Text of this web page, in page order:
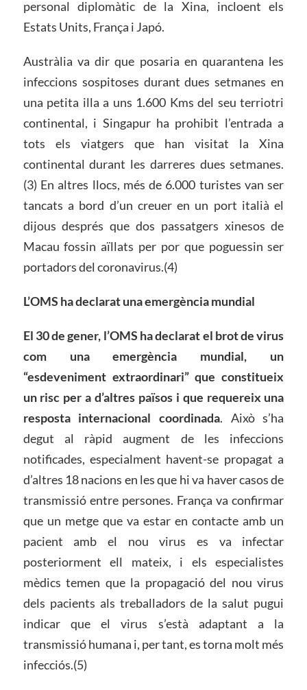
personal diplomàtic de la Xina, incloent els
Estats Units, França i Japó.
Austràlia va dir que posaria en quarantena les
infeccions sospitoses durant dues setmanes en
una petita illa a uns 1.600 Kms del seu terriotri
continental, i Singapur ha prohibit l’entrada a
tots els viatgers que han visitat la Xina
continental durant les darreres dues setmanes.
(3) En altres llocs, més de 6.000 turistes van ser
tancats a bord d’un creuer en un port italià el
dijous després que dos passatgers xinesos de
Macau fossin aïllats per por que poguessin ser
portadors del coronavirus.(4)
L’OMS ha declarat una emergència mundial
El 30 de gener, l’OMS ha declarat el brot de virus
com una emergència mundial, un
“esdeveniment extraordinari” que constitueix
un risc per a d’altres països i que requereix una
resposta internacional coordinada. Això s’ha
degut al ràpid augment de les infeccions
notificades, especialment havent-se propagat a
d’altres 18 nacions en les que hi va haver casos de
transmissió entre persones. França va confirmar
que un metge que va estar en contacte amb un
pacient amb el nou virus es va infectar
posteriorment ell mateix, i els especialistes
mèdics temen que la propagació del nou virus
dels pacients als treballadors de la salut pugui
indicar que el virus s’està adaptant a la
transmissió humana i, per tant, es torna molt més
infecciós.(5)